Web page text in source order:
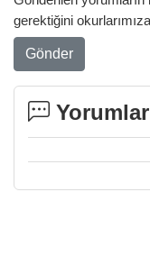
gerektiğini
Gönder